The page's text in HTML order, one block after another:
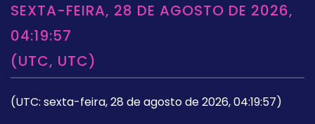
SEXTA-FEIRA, 28 DE AGOSTO DE 2026,
04:19:57
(UTC, UTC)
(UTC: sexta-feira, 28 de agosto de 2026, 04:19:57)